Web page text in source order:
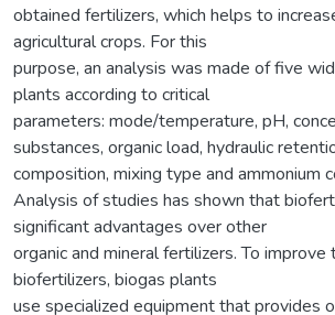
obtained fertilizers, which helps to
agricultural crops. For this
purpose, an analysis was made of five
plants according to critical
parameters: mode/temperature, pH,
substances, organic load, hydraulic
composition, mixing type and ammonium
Analysis of studies has shown that
significant advantages over other
organic and mineral fertilizers. To
biofertilizers, biogas plants
use specialized equipment that provides